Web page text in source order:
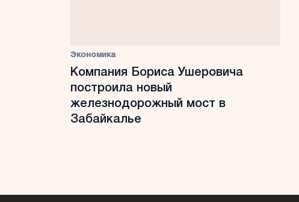
Экономика
Компания Бориса Ушеровича
построила новый
железнодорожный мост в
Забайкалье